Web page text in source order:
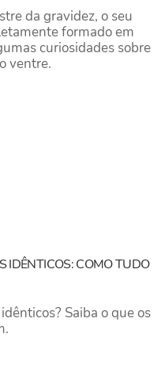
da gravidez, o seu
formado em
curiosidades sobre
ventre.
IDÊNTICOS: COMO TUDO
Saiba o que os